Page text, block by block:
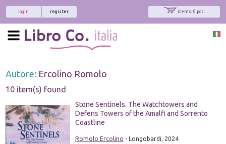
items: 0 pcs.
register
login
Autore: Ercolino Romolo
10 item(s) found
Stone Sentinels. The Watchtowers and
Defens Towers of the Amalfi and Sorrento
Coastline
Romolo Ercolino - Longobardi, 2024